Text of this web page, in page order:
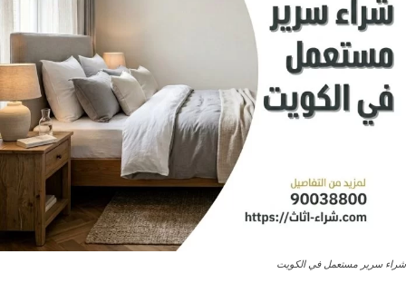
شراء سرير مستعمل في الكويت